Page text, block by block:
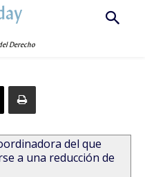
Derecho
del que
a una reducción de